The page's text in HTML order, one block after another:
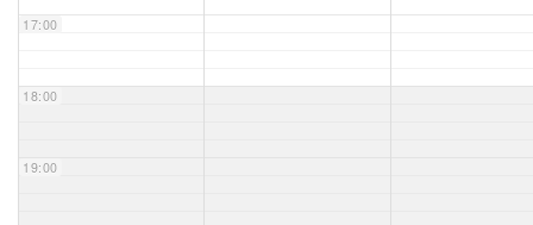
VS-Intern
17:00
18:00
19:00